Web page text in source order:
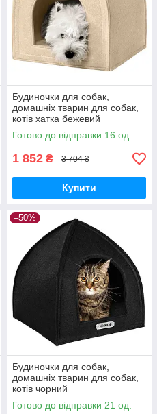
Будиночки для собак,
домашніх тварин для собак,
котів хатка бежевий
Готово до відправки 16 од.
1 852 ₴ 3 704 ₴
Купити
–50%
Будиночки для собак,
домашніх тварин для собак,
котів чорний
Готово до відправки 21 од.